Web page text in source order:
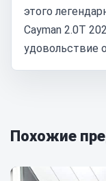
этого
Cayman 2.0T
удовольствие
Похожие